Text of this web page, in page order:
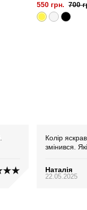
550 грн. 700
Колір
змінився.
Наталія
22.05.2025